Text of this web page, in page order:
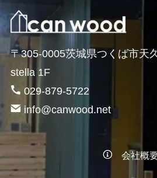
〒305-0005茨城県つくば市
stella 1F
029-879-5722
info@canwood.net
会社概